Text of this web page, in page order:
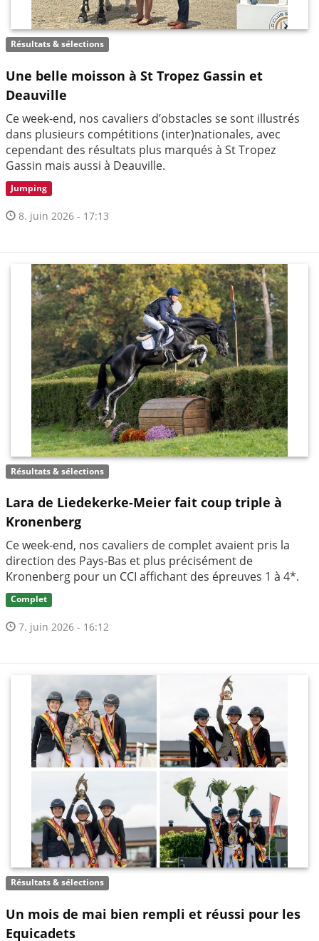
Résultats & sélections
Une belle moisson à St Tropez Gassin et
Deauville
Ce week-end, nos cavaliers d’obstacles se sont illustrés
dans plusieurs compétitions (inter)nationales, avec
cependant des résultats plus marqués à St Tropez
Gassin mais aussi à Deauville.
Jumping
8. juin 2026 - 17:13
Résultats & sélections
Lara de Liedekerke-Meier fait coup triple à
Kronenberg
Ce week-end, nos cavaliers de complet avaient pris la
direction des Pays-Bas et plus précisément de
Kronenberg pour un CCI affichant des épreuves 1 à 4*.
Complet
7. juin 2026 - 16:12
Résultats & sélections
Un mois de mai bien rempli et réussi pour les
Equicadets